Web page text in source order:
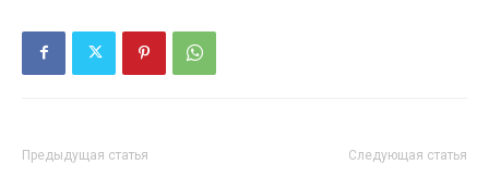
Предыдущая статья Следующая статья